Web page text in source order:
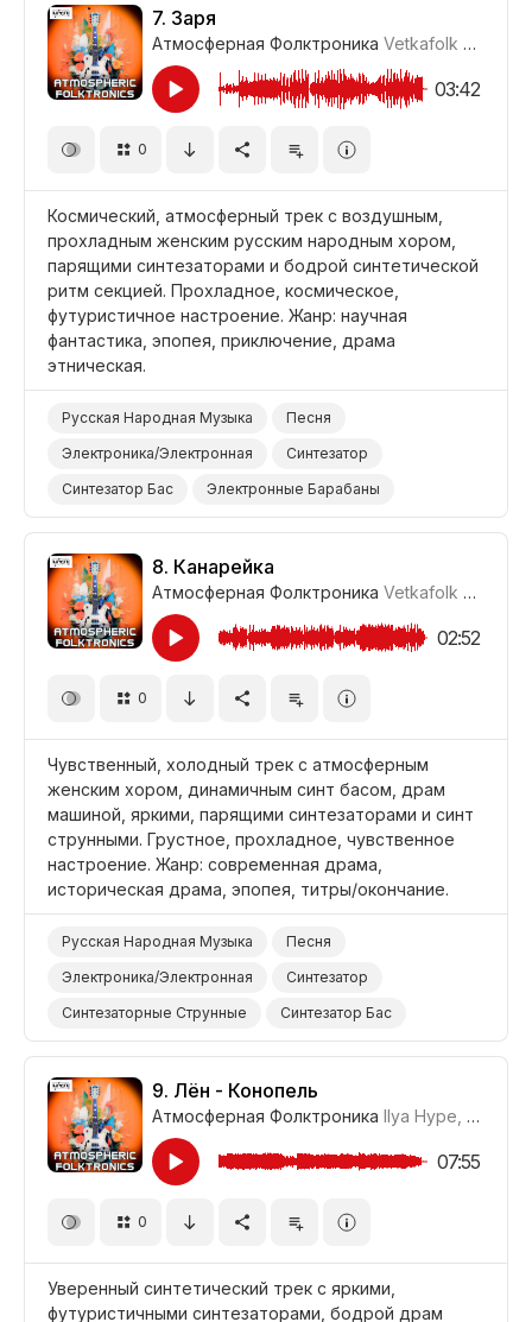
Наука/Технология/Производство
Фильм Научная Фантастика
Фильм Историческая Драма
Фильм Современная Драма
Фильм Приключение
Фильм/Кино
7. Заря
Атмосферная Фолктроника Vetkafolk
03:42
0
Космический, атмосферный трек с воздушным,
прохладным женским русским народным хором,
парящими синтезаторами и бодрой синтетической
ритм секцией. Прохладное, космическое,
футуристичное настроение. Жанр: научная
фантастика, эпопея, приключение, драма
этническая.
Русская Народная Музыка
Песня
Электроника/Электронная
Синтезатор
Синтезатор Бас
Электронные Барабаны
Эпический
Прохладный
Футуристичный
Неземной
Наука/Технология/Производство
Фильм Научная Фантастика
Фильм Приключение
Драма Этническая
Драма
8. Канарейка
Атмосферная Фолктроника Vetkafolk
02:52
0
Чувственный, холодный трек с атмосферным
женским хором, динамичным синт басом, драм
машиной, яркими, парящими синтезаторами и синт
струнными. Грустное, прохладное, чувственное
настроение. Жанр: современная драма,
историческая драма, эпопея, титры/окончание.
Русская Народная Музыка
Песня
Электроника/Электронная
Синтезатор
Синтезаторные Струнные
Синтезатор Бас
Электронные Барабаны
Гитара/Акустическая
Электрогитара
Чувственный
Грустный
Жизнерадостный/Яркий
Фильм Историческая Драма
Фильм Современная Драма
Фильм Титры/Окончание
Драма
9. Лён - Конопель
Атмосферная Фолктроника Ilya Hype Где-то
07:55
0
Уверенный синтетический трек с яркими,
футуристичными синтезаторами, бодрой драм